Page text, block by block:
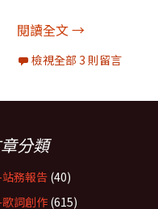
閱讀全文徒步的騎手：
→
檢視全部 3 則留言
分類
務報告 (40)
詞創作 (615)